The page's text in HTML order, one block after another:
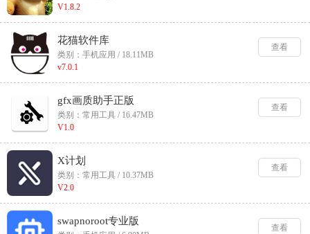
V1.8.2
花猫软件库
类别：手机应用 / 18.11MB
v7.0.1
查看
gfx画质助手正版
类别：常用工具 / 16.47MB
V1.0
查看
X计划
类别：常用工具 / 10.37MB
V2.0
查看
swapnoroot专业版
查看